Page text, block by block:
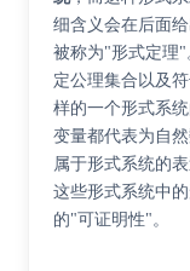
细含义会在后面
被称为"形式定理
定公理集合以及
样的一个形式系
变量都代表为自
属于形式系统的
这些形式系统中
的"可证明性"。